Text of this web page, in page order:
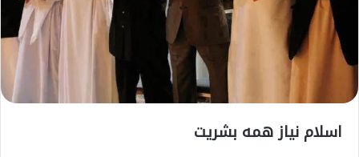
اسلام نیاز همه بشریت